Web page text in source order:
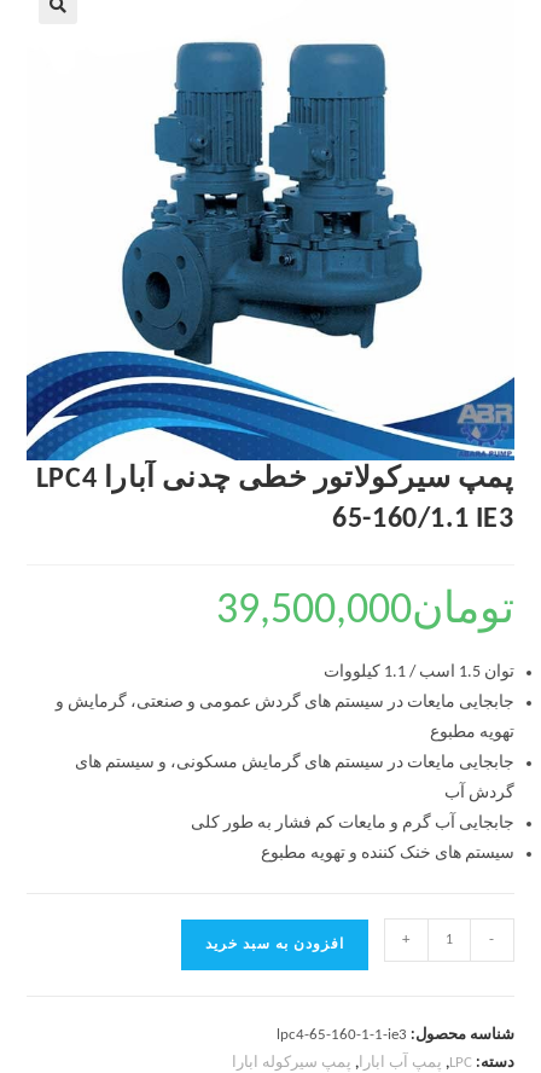
پمپ سیرکولاتور خطی چدنی آبارا LPC4
65-160/1.1 IE3
تومان39,500,000
توان 1.5 اسب / 1.1 کیلووات
جابجایی مایعات در سیستم های گردش عمومی و صنعتی، گرمایش و
تهویه مطبوع
جابجایی مایعات در سیستم های گرمایش مسکونی، و سیستم های
گردش آب
جابجایی آب گرم و مایعات کم فشار به طور کلی
سیستم های خنک کننده و تهویه مطبوع
-
+ افزودن به سبد خرید
شناسه محصول: lpc4-65-160-1-1-ie3
دسته: LPC
, پمپ آب ابارا, پمپ سیرکوله ابارا